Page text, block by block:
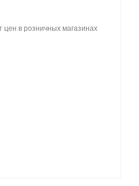
цен в розничных магазинах